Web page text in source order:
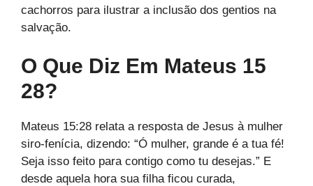
cachorros para ilustrar a inclusão dos gentios na
salvação.
O Que Diz Em Mateus 15
28?
Mateus 15:28 relata a resposta de Jesus à mulher
siro-fenícia, dizendo: “Ó mulher, grande é a tua fé!
Seja isso feito para contigo como tu desejas.” E
desde aquela hora sua filha ficou curada,